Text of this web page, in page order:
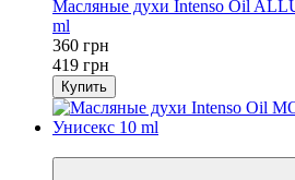
Масляные духи Intenso Oil
ml
360 грн
419 грн
Купить